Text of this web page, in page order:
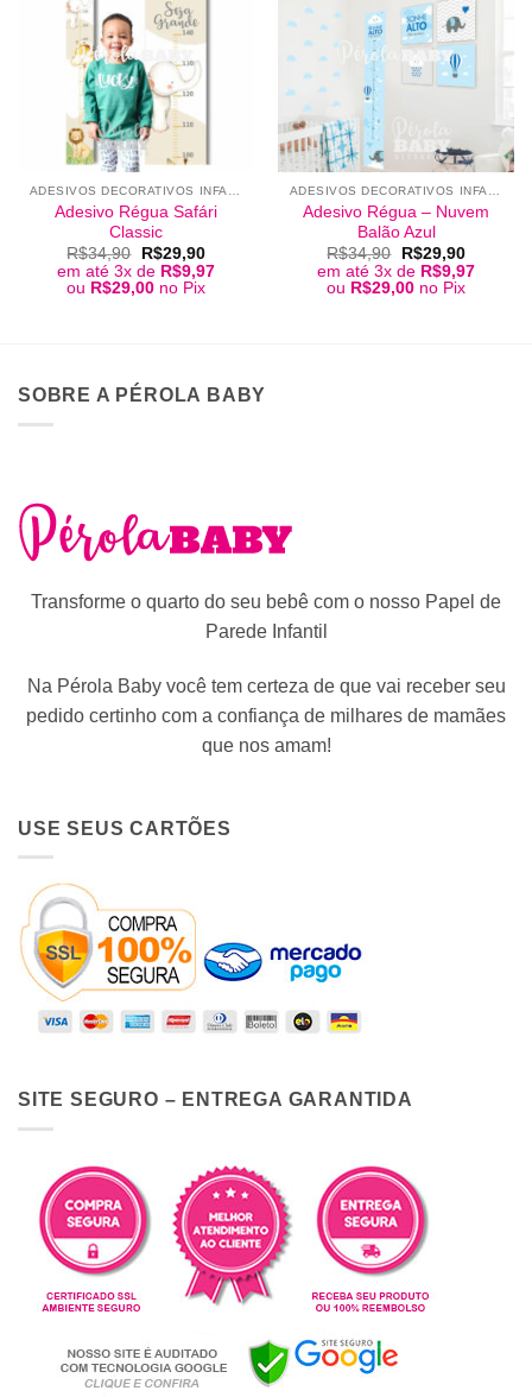
ADESIVOS DECORATIVOS INFANTIS
Adesivo Régua Safári
Classic
R$34,90
O
preço
original
era:
R$29,90O
preço
atual
é:
em até 3x de R$9,97
ou R$29,00 no Pix
ADESIVOS DECORATIVOS INFANTIS
Adesivo Régua – Nuvem
Balão Azul
R$34,90
O
preço
original
era:
R$29,90O
preço
atual
é:
em até 3x de R$9,97
ou R$29,00 no Pix
SOBRE A PÉROLA BABY
Transforme o quarto do seu bebê com o nosso Papel de
Parede Infantil
Na Pérola Baby você tem certeza de que vai receber seu
pedido certinho com a confiança de milhares de mamães
que nos amam!
USE SEUS CARTÕES
SITE SEGURO – ENTREGA GARANTIDA